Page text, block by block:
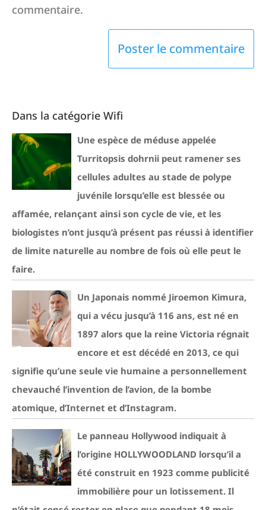
commentaire.
Dans la catégorie Wifi
Une espèce de méduse appelée
Turritopsis dohrnii peut ramener ses
cellules adultes au stade de polype
juvénile lorsqu’elle est blessée ou
affamée, relançant ainsi son cycle de vie, et les
biologistes n’ont jusqu’à présent pas réussi à identifier
de limite naturelle au nombre de fois où elle peut le
faire.
Un Japonais nommé Jiroemon Kimura,
qui a vécu jusqu’à 116 ans, est né en
1897 alors que la reine Victoria régnait
encore et est décédé en 2013, ce qui
signifie qu’une seule vie humaine a personnellement
chevauché l’invention de l’avion, de la bombe
atomique, d’Internet et d’Instagram.
Le panneau Hollywood indiquait à
l’origine HOLLYWOODLAND lorsqu’il a
été construit en 1923 comme publicité
immobilière pour un lotissement. Il